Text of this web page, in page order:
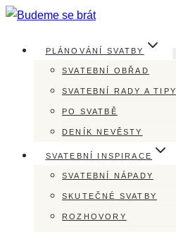
Přeskočit
obsah
PLÁNOVÁNÍ SVATBY
SVATEBNÍ OBŘAD
SVATEBNÍ RADY A TIPY
PO SVATBĚ
DENÍK NEVĚSTY
SVATEBNÍ INSPIRACE
SVATEBNÍ NÁPADY
SKUTEČNÉ SVATBY
ROZHOVORY